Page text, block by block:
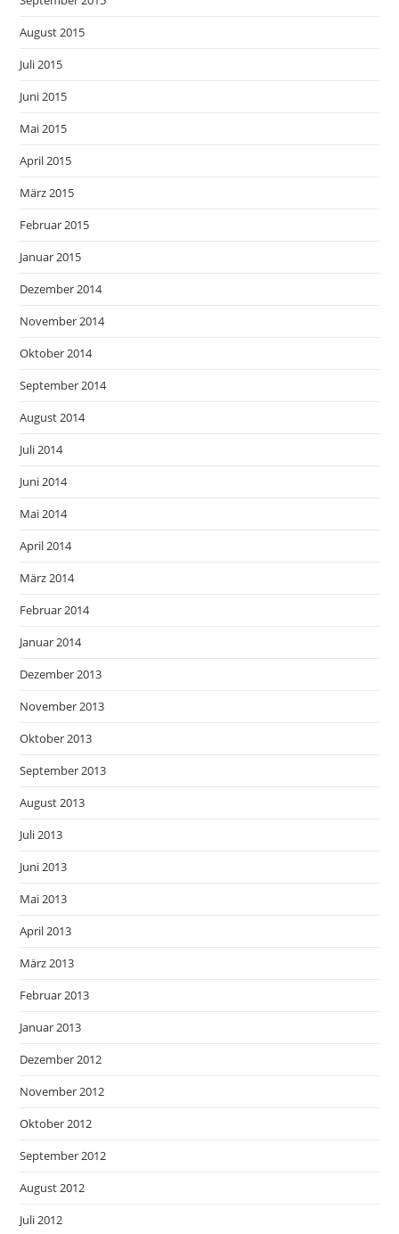
August 2015
Juli 2015
Juni 2015
Mai 2015
April 2015
März 2015
Februar 2015
Januar 2015
Dezember 2014
November 2014
Oktober 2014
September 2014
August 2014
Juli 2014
Juni 2014
Mai 2014
April 2014
März 2014
Februar 2014
Januar 2014
Dezember 2013
November 2013
Oktober 2013
September 2013
August 2013
Juli 2013
Juni 2013
Mai 2013
April 2013
März 2013
Februar 2013
Januar 2013
Dezember 2012
November 2012
Oktober 2012
September 2012
August 2012
Juli 2012